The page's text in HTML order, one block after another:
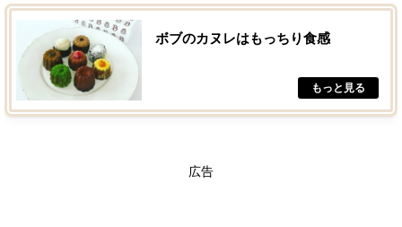
ボブのカヌレはもっちり食感
広告